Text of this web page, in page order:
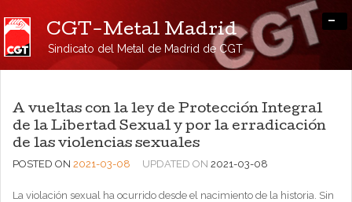
CGT-Metal Madrid
Sindicato del Metal de Madrid de CGT
-
A vueltas con la ley de Protección Integral
de la Libertad Sexual y por la erradicación
de las violencias sexuales
POSTED ON 2021-03-08 UPDATED ON 2021-03-08
La violación sexual ha ocurrido desde el nacimiento de la historia. Sin